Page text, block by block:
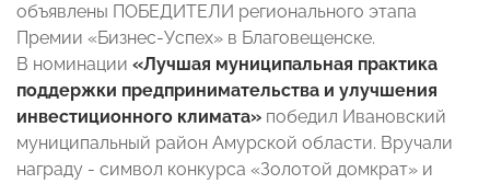
объявлены ПОБЕДИТЕЛИ регионального этапа
Премии «Бизнес-Успех» в Благовещенске.
В номинации «Лучшая муниципальная практика
поддержки предпринимательства и улучшения
инвестиционного климата» победил Ивановский
муниципальный район Амурской области. Вручали
награду - символ конкурса «Золотой домкрат» и